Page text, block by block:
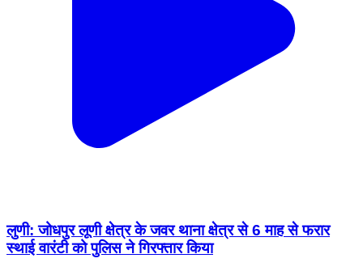
लुणी: जोधपुर लूणी क्षेत्र के जवर थाना क्षेत्र से 6 माह से फरार
स्थाई वारंटी को पुलिस ने गिरफ्तार किया